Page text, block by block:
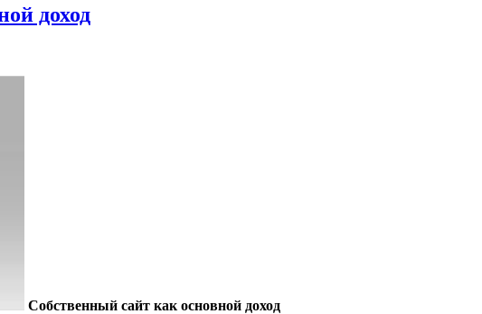
доход
Собственный сайт как основной доход